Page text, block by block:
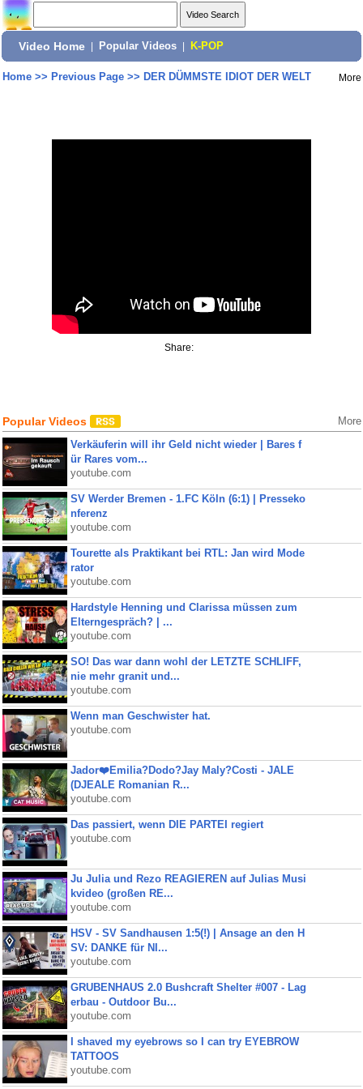
Video Home Popular Videos K-POP
Home>> Previous Page>> DER DÜMMSTE IDIOT DER WELT More
Share:
Popular Videos More
Verkäuferin will ihr Geld nicht wieder | Bares f
ür Rares vom...
youtube.com
SV Werder Bremen - 1.FC Köln (6:1) | Presseko
nferenz
youtube.com
Tourette als Praktikant bei RTL: Jan wird Mode
rator
youtube.com
Hardstyle Henning und Clarissa müssen zum
Elterngespräch? | ...
youtube.com
SO! Das war dann wohl der LETZTE SCHLIFF,
nie mehr granit und...
youtube.com
Wenn man Geschwister hat.
youtube.com
Jador❤️Emilia?Dodo?Jay Maly?Costi - JALE
(DJEALE Romanian R...
youtube.com
Das passiert, wenn DIE PARTEI regiert
youtube.com
Ju Julia und Rezo REAGIEREN auf Julias Musi
kvideo (großen RE...
youtube.com
HSV - SV Sandhausen 1:5(!) | Ansage an den H
SV: DANKE für NI...
youtube.com
GRUBENHAUS 2.0 Bushcraft Shelter #007 - Lag
erbau - Outdoor Bu...
youtube.com
I shaved my eyebrows so I can try EYEBROW
TATTOOS
youtube.com